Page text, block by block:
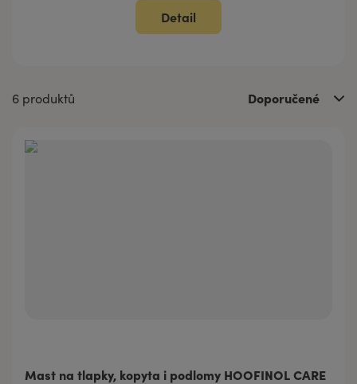
Detail
6 produktů Doporučené
Mast na tlapky, kopyta i podlomy HOOFINOL CARE